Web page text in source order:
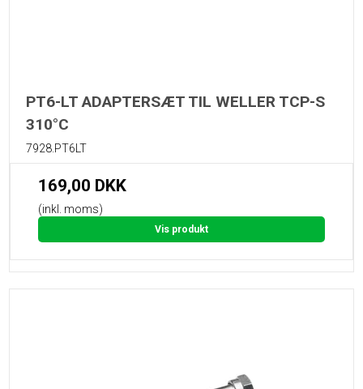
PT6-LT ADAPTERSÆT TIL WELLER TCP-S
310°C
7928.PT6LT
169,00 DKK
(inkl. moms)
Vis produkt